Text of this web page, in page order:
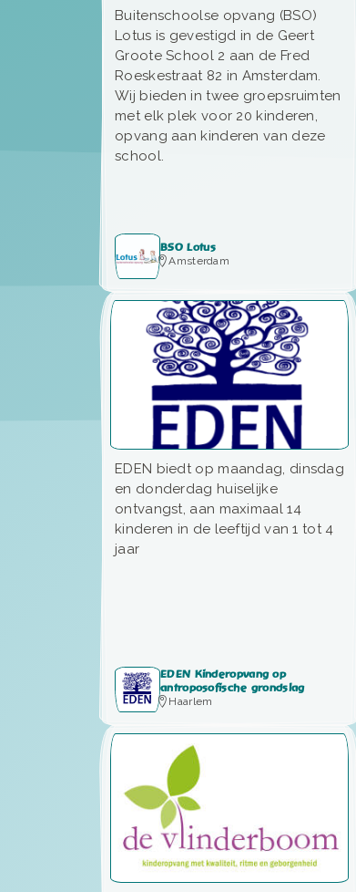
Buitenschoolse opvang (BSO)
Lotus is gevestigd in de Geert
Groote School 2 aan de Fred
Roeskestraat 82 in Amsterdam.
Wij bieden in twee groepsruimten
met elk plek voor 20 kinderen,
opvang aan kinderen van deze
school.
BSO Lotus
Amsterdam
EDEN biedt op maandag, dinsdag
en donderdag huiselijke
ontvangst, aan maximaal 14
kinderen in de leeftijd van 1 tot 4
jaar
EDEN Kinderopvang op
antroposofische grondslag
Haarlem